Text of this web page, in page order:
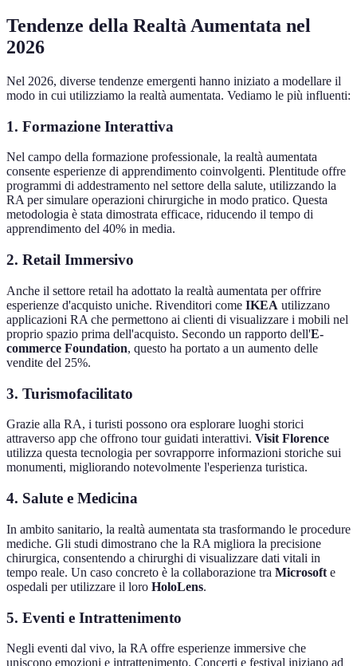
Tendenze della Realtà Aumentata nel
2026
Nel 2026, diverse tendenze emergenti hanno iniziato a modellare il
modo in cui utilizziamo la realtà aumentata. Vediamo le più influenti:
1. Formazione Interattiva
Nel campo della formazione professionale, la realtà aumentata
consente esperienze di apprendimento coinvolgenti. Plentitude offre
programmi di addestramento nel settore della salute, utilizzando la
RA per simulare operazioni chirurgiche in modo pratico. Questa
metodologia è stata dimostrata efficace, riducendo il tempo di
apprendimento del 40% in media.
2. Retail Immersivo
Anche il settore retail ha adottato la realtà aumentata per offrire
esperienze d'acquisto uniche. Rivenditori come IKEA utilizzano
applicazioni RA che permettono ai clienti di visualizzare i mobili nel
proprio spazio prima dell'acquisto. Secondo un rapporto dell'E-
commerce Foundation, questo ha portato a un aumento delle
vendite del 25%.
3. Turismofacilitato
Grazie alla RA, i turisti possono ora esplorare luoghi storici
attraverso app che offrono tour guidati interattivi. Visit Florence
utilizza questa tecnologia per sovrapporre informazioni storiche sui
monumenti, migliorando notevolmente l'esperienza turistica.
4. Salute e Medicina
In ambito sanitario, la realtà aumentata sta trasformando le procedure
mediche. Gli studi dimostrano che la RA migliora la precisione
chirurgica, consentendo a chirurghi di visualizzare dati vitali in
tempo reale. Un caso concreto è la collaborazione tra Microsoft e
ospedali per utilizzare il loro HoloLens.
5. Eventi e Intrattenimento
Negli eventi dal vivo, la RA offre esperienze immersive che
uniscono emozioni e intrattenimento. Concerti e festival iniziano ad